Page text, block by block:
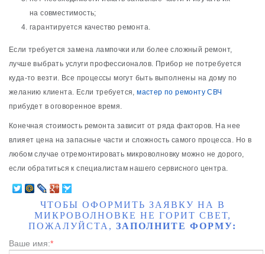
на совместимость;
гарантируется качество ремонта.
Если требуется замена лампочки или более сложный ремонт,
лучше выбрать услуги профессионалов. Прибор не потребуется
куда-то везти. Все процессы могут быть выполнены на дому по
желанию клиента. Если требуется,мастер по ремонту СВЧ
прибудет в оговоренное время.
Конечная стоимость ремонта зависит от ряда факторов. На нее
влияет цена на запасные части и сложность самого процесса. Но в
любом случае отремонтировать микроволновку можно не дорого,
если обратиться к специалистам нашего сервисного центра.
ЧТОБЫ ОФОРМИТЬ ЗАЯВКУ НА В
МИКРОВОЛНОВКЕ НЕ ГОРИТ СВЕТ,
ПОЖАЛУЙСТА, ЗАПОЛНИТЕ ФОРМУ:
Ваше имя:*